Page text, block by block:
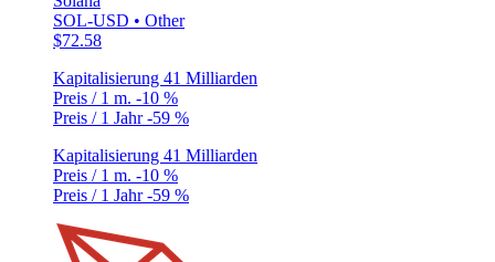
SOL-USD • Other
$72.58
Kapitalisierung 41 Milliarden
Preis / 1 m. -10 %
Preis / 1 Jahr-59 %
Kapitalisierung 41 Milliarden
Preis / 1 m. -10 %
Preis / 1 Jahr-59 %